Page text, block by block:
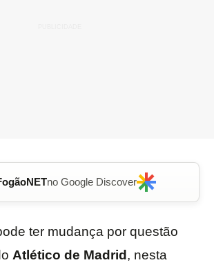
no Google Discover
ter mudança por questão
Atlético de Madrid , nesta